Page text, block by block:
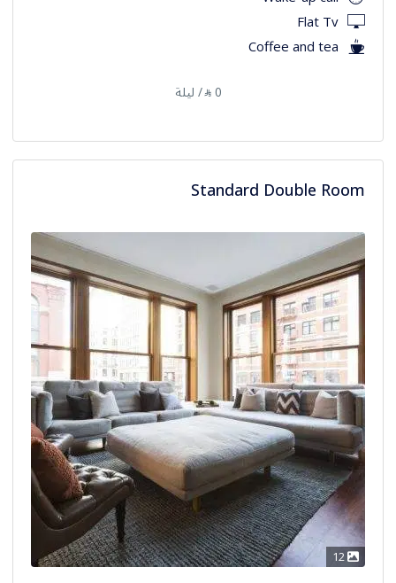
Flat Tv
Coffee and tea
0
⃁/ ليلة
Standard Double Room